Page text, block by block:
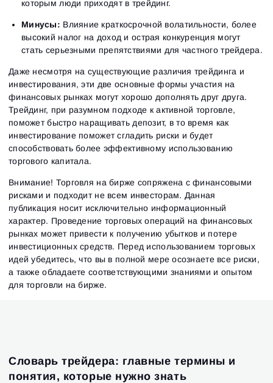
которым люди приходят в трейдинг.
Минусы: Влияние краткосрочной волатильности, более
высокий налог на доход и острая конкуренция могут
стать серьезными препятствиями для частного трейдера.
Даже несмотря на существующие различия трейдинга и
инвестирования, эти две основные формы участия на
финансовых рынках могут хорошо дополнять друг друга.
Трейдинг, при разумном подходе к активной торговле,
поможет быстро наращивать депозит, в то время как
инвестирование поможет сгладить риски и будет
способствовать более эффективному использованию
торгового капитала.
Внимание! Торговля на бирже сопряжена с финансовыми
рисками и подходит не всем инвесторам. Данная
публикация носит исключительно информационный
характер. Проведение торговых операций на финансовых
рынках может привести к получению убытков и потере
инвестиционных средств. Перед использованием торговых
идей убедитесь, что вы в полной мере осознаете все риски,
а также обладаете соответствующими знаниями и опытом
для торговли на бирже.
Словарь трейдера: главные термины и
понятия, которые нужно знать
Вход
Email
Пароль
Забыли пароль?
Войти
Нет учётной записи? Зарегистрироваться
Восстановить пароль
Введи адрес электронной почты, и мы отправим
ссылку для создания нового пароля.
Email
Сбросить пароль
Регистрация
Я хочу получать специальные предложения от
ATAS
Зарегистрироваться
Уже есть учётная запись?Войти